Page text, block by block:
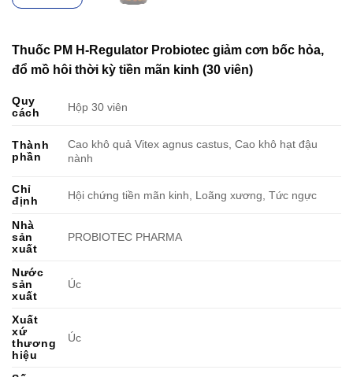
Thuốc PM H-Regulator Probiotec giảm cơn bốc hỏa,
đổ mồ hôi thời kỳ tiền mãn kinh (30 viên)
Quy
cách
Hộp 30 viên
Thành
phần
Cao khô quả Vitex agnus castus, Cao khô hạt đậu
nành
Chỉ
định
Hội chứng tiền mãn kinh, Loãng xương, Tức ngực
Nhà
sản
xuất
PROBIOTEC PHARMA
Nước
sản
xuất
Úc
Xuất
xứ
thương
hiệu
Úc